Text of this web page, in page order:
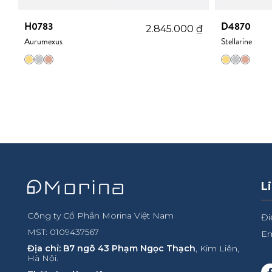
H0783
Aurumexus
2.845.000 ₫ D4870
Stellarine
Công ty Cổ Phần Morina Việt Nam
MST: 0109437567
Địa chỉ: B7 ngõ 43 Phạm Ngọc Thạch, Kim Liên,
Hà Nội.